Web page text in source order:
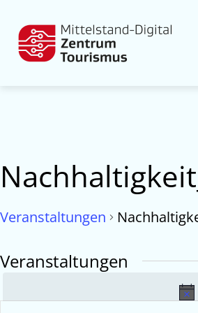
Veranstaltungen
Veranstaltungen